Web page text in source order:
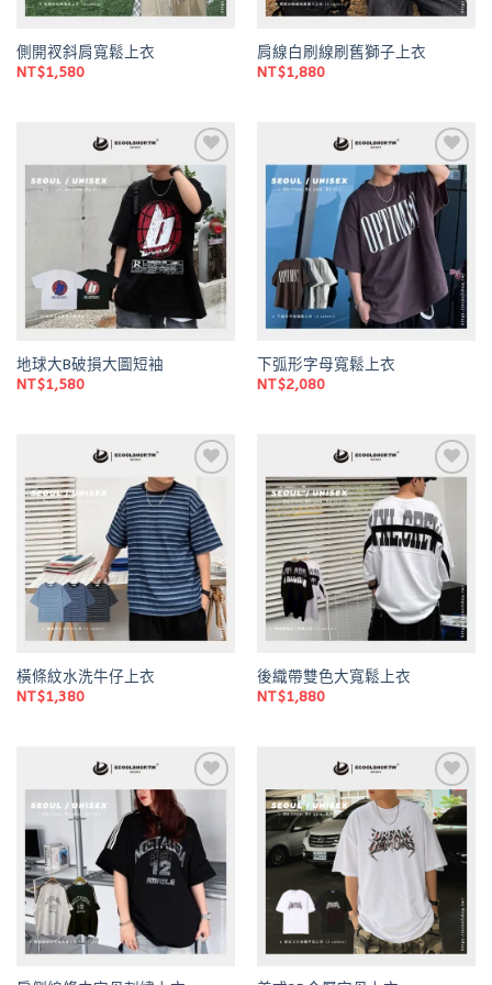
側開衩斜肩寬鬆上衣
NT$1,580
肩線白刷線刷舊獅子上衣
NT$1,880
Add to
wishlist
地球大B破損大圖短袖
NT$1,580
Add to
wishlist
下弧形字母寬鬆上衣
NT$2,080
Add to
wishlist
橫條紋水洗牛仔上衣
NT$1,380
Add to
wishlist
後織帶雙色大寬鬆上衣
NT$1,880
wishlist
Add to
wishlist